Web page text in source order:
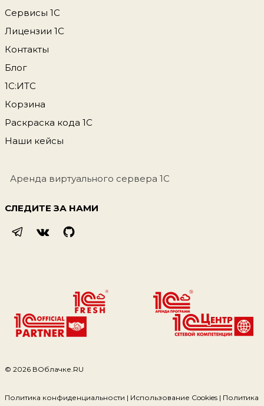
Сервисы 1С
Лицензии 1С
Контакты
Блог
1С:ИТС
Корзина
Раскраска кода 1С
Наши кейсы
Аренда виртуального сервера 1С
СЛЕДИТЕ ЗА НАМИ
© 2026 ВОблачке.RU
Политика конфиденциальности | Использование Cookies | Политика